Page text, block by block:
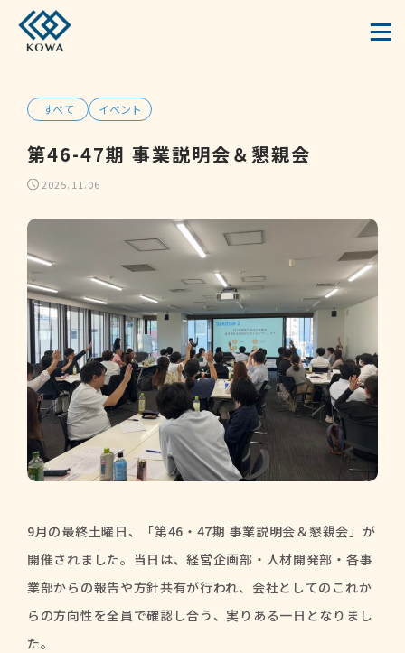
すべて イベント
第46-47期 事業説明会＆懇親会
2025.11.06
9月の最終土曜日、「第46・47期 事業説明会＆懇親会」が
開催されました。当日は、経営企画部・人材開発部・各事
業部からの報告や方針共有が行われ、会社としてのこれか
らの方向性を全員で確認し合う、実りある一日となりまし
た。